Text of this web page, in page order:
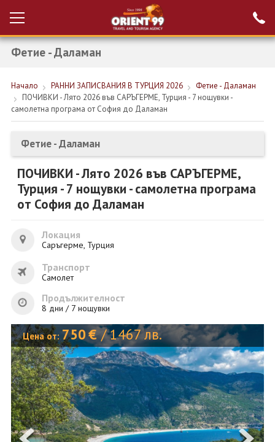
Вход за агенти
РАННИ ЗАПИСВАНИЯ ТУРЦИЯ
НОВА ГОДИНА ТУРЦИЯ
НОВА ГОДИНА
КРУИЗИ
ЕКЗОТИКА
ЕКСКУРЗИИ
ОЩЕ
ЗА НАС
0700 144 34 Запитване
ПОСЛЕДВАЙТЕ НИ
Фетие - Даламан
Начало РАННИ ЗАПИСВАНИЯ В ТУРЦИЯ 2026
Фетие - Даламан
ПОЧИВКИ - Лято 2026 във САРЪГЕРМЕ, Турция - 7 нощувки -
самолетна програма от София до Даламан
Фетие - Даламан
ПОЧИВКИ - Лято 2026 във САРЪГЕРМЕ,
Турция - 7 нощувки - самолетна програма
от София до Даламан
Локация
Саръгерме, Турция
Транспорт
Самолет
Продължителност
8 дни / 7 нощувки
Цена от: 750€ / 1467 лв.